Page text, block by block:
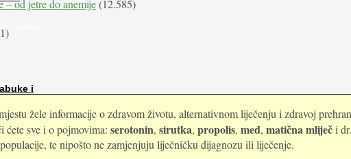
i
– od jetre do anemije(12.585)
žele informacije o zdravom životu, alternativnom liječenju i zdravoj
ćete sve i o pojmovima: serotonin, sirutka, propolis, med, matična mliječi
te nipošto ne zamjenjuju liječničku dijagnozu ili liječenje.